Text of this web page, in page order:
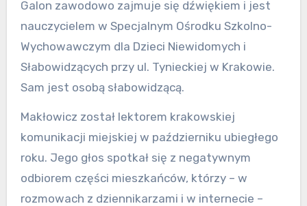
Galon zawodowo zajmuje się dźwiękiem i jest
nauczycielem w Specjalnym Ośrodku Szkolno-
Wychowawczym dla Dzieci Niewidomych i
Słabowidzących przy ul. Tynieckiej w Krakowie.
Sam jest osobą słabowidzącą.
Makłowicz został lektorem krakowskiej
komunikacji miejskiej w październiku ubiegłego
roku. Jego głos spotkał się z negatywnym
odbiorem części mieszkańców, którzy – w
rozmowach z dziennikarzami i w internecie –